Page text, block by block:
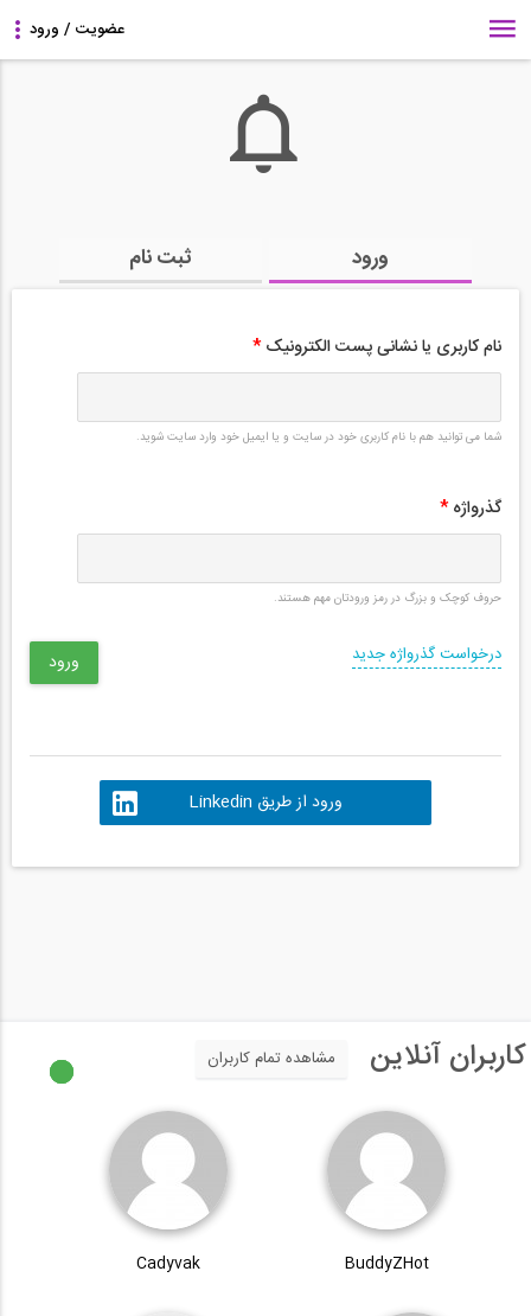
ورود ثبت نام
نام کاربری یا نشانی پست الکترونیک *
شما می توانید هم با نام کاربری خود در سایت و یا ایمیل خود وارد سایت شوید.
گذرواژه *
حروف کوچک و بزرگ در رمز ورودتان مهم هستند.
درخواست گذرواژه جدید
ورود از طریق Linkedin
کاربران آنلاین مشاهده تمام کاربران
BuddyZHot
Cadyvak